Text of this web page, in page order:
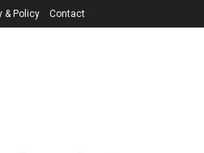
& Policy Contact